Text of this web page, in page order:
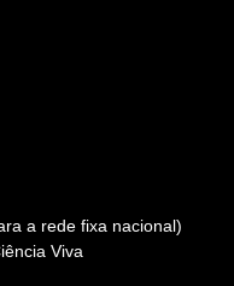
a rede fixa nacional)
Viva